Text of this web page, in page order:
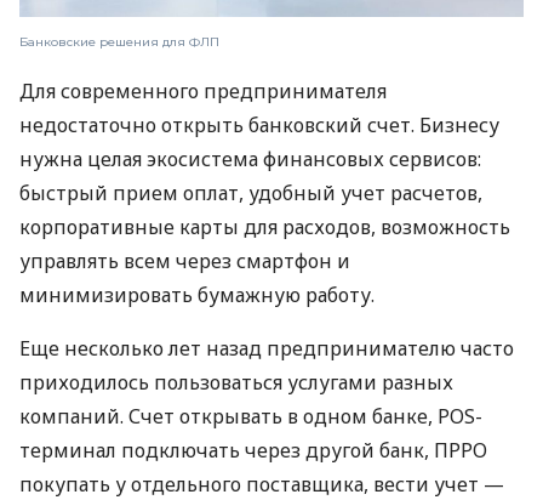
Банковские решения для ФЛП
Для современного предпринимателя
недостаточно открыть банковский счет. Бизнесу
нужна целая экосистема финансовых сервисов:
быстрый прием оплат, удобный учет расчетов,
корпоративные карты для расходов, возможность
управлять всем через смартфон и
минимизировать бумажную работу.
Еще несколько лет назад предпринимателю часто
приходилось пользоваться услугами разных
компаний. Счет открывать в одном банке, POS-
терминал подключать через другой банк, ПРРО
покупать у отдельного поставщика, вести учет —